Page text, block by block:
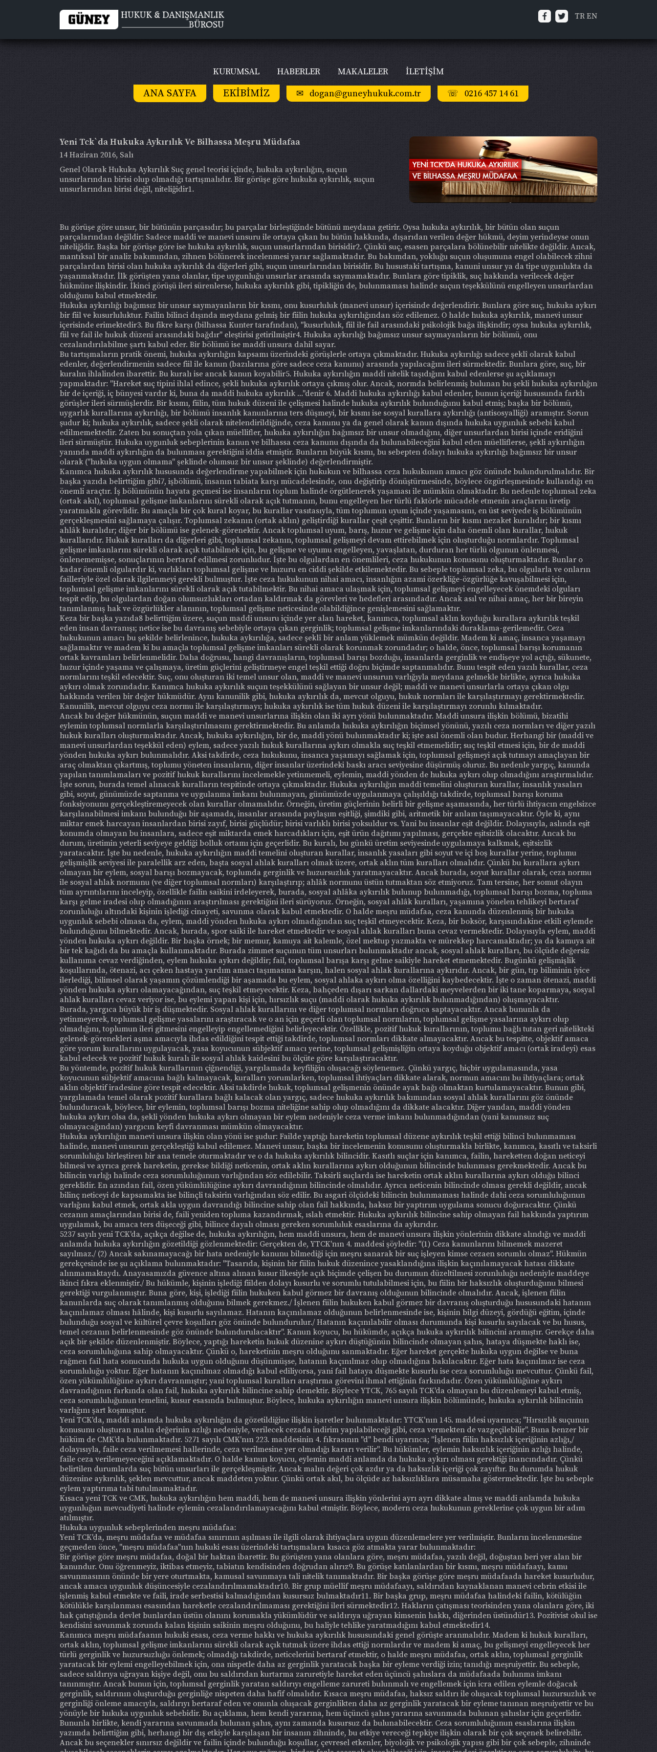
TR EN
KURUMSAL HABERLER MAKALELER İLETİŞİM
ANA SAYFA EKİBİMİZ ✉ dogan@guneyhukuk.com.tr ☏ 0216 457 14 61
Yeni Tck`da Hukuka Aykırılık Ve Bilhassa Meşru Müdafaa
14 Haziran 2016, Salı
Genel Olarak Hukuka Aykırılık Suç genel teorisi içinde, hukuka aykırılığın, suçun
unsurlarından birisi olup olmadığı tartışmalıdır. Bir görüşe göre hukuka aykırılık, suçun
unsurlarından birisi değil, niteliğidir1.
Bu görüşe göre unsur, bir bütünün parçasıdır; bu parçalar birleştiğinde bütünü meydana getirir. Oysa hukuka aykırılık, bir bütün olan suçun
parçalarından değildir: Sadece maddi ve manevi unsuru ile ortaya çıkan bu bütün hakkında, dışarıdan verilen değer hükmü, deyim yerindeyse onun
niteliğidir. Başka bir görüşe göre ise hukuka aykırılık, suçun unsurlarından birisidir2. Çünkü suç, esasen parçalara bölünebilir nitelikte değildir. Ancak,
mantıksal bir analiz bakımından, zihnen bölünerek incelenmesi yarar sağlamaktadır. Bu bakımdan, yokluğu suçun oluşumuna engel olabilecek zihni
parçalardan birisi olan hukuka aykırılık da diğerleri gibi, suçun unsurlarından birisidir. Bu husustaki tartışma, kanuni unsur ya da tipe uygunlukta da
yaşanmaktadır. İlk görüşten yana olanlar, tipe uygunluğu unsurlar arasında saymamaktadır. Bunlara göre tipiklik, suç hakkında verilecek değer
hükmüne ilişkindir. İkinci görüşü ileri sürenlerse, hukuka aykırılık gibi, tipikliğin de, bulunmaması halinde suçun teşekkülünü engelleyen unsurlardan
olduğunu kabul etmektedir.
Hukuka aykırılığı bağımsız bir unsur saymayanların bir kısmı, onu kusurluluk (manevi unsur) içerisinde değerlendirir. Bunlara göre suç, hukuka aykırı
bir fiil ve kusurluluktur. Failin bilinci dışında meydana gelmiş bir fiilin hukuka aykırılığından söz edilemez. O halde hukuka aykırılık, manevi unsur
içerisinde erimektedir3. Bu fikre karşı (bilhassa Kunter tarafından), "kusurluluk, fiil ile fail arasındaki psikolojik bağa ilişkindir; oysa hukuka aykırılık,
fiil ve fail ile hukuk düzeni arasındaki bağdır" eleştirisi getirilmiştir4. Hukuka aykırılığı bağımsız unsur saymayanların bir bölümü, onu
cezalandırılabilme şartı kabul eder. Bir bölümü ise maddi unsura dahil sayar.
Bu tartışmaların pratik önemi, hukuka aykırılığın kapsamı üzerindeki görüşlerle ortaya çıkmaktadır. Hukuka aykırılığı sadece şeklî olarak kabul
edenler, değerlendirmenin sadece fiil ile kanun (bazılarına göre sadece ceza kanunu) arasında yapılacağını ileri sürmektedir. Bunlara göre, suç, bir
kuralın ihlalinden ibarettir. Bu kuralı ise ancak kanun koyabilir5. Hukuka aykırılığın maddi nitelik taşıdığını kabul edenlerse şu açıklamayı
yapmaktadır: "Hareket suç tipini ihlal edince, şekli hukuka aykırılık ortaya çıkmış olur. Ancak, normda belirlenmiş bulunan bu şekli hukuka aykırılığın
bir de içeriği, iç bünyesi vardır ki, buna da maddi hukuka aykırılık ..."denir 6. Maddi hukuka aykırılığı kabul edenler, bunun içeriği hususunda farklı
görüşler ileri sürmüşlerdir. Bir kısmı, fiilin, tüm hukuk düzeni ile çelişmesi halinde hukuka aykırılık bulunduğunu kabul etmiş; başka bir bölümü,
uygarlık kurallarına aykırılığı, bir bölümü insanlık kanunlarına ters düşmeyi, bir kısmı ise sosyal kurallara aykırılığı (antisosyalliği) aramıştır. Sorun
şudur ki; hukuka aykırılık, sadece şekli olarak nitelendirildiğinde, ceza kanunu ya da genel olarak kanun dışında hukuka uygunluk sebebi kabul
edilmemektedir. Zaten bu sonuçtan yola çıkan müellifler, hukuka aykırılığın bağımsız bir unsur olmadığını, diğer unsurlardan birisi içinde eridiğini
ileri sürmüştür. Hukuka uygunluk sebeplerinin kanun ve bilhassa ceza kanunu dışında da bulunabileceğini kabul eden müelliflerse, şekli aykırılığın
yanında maddi aykırılığın da bulunması gerektiğini iddia etmiştir. Bunların büyük kısmı, bu sebepten dolayı hukuka aykırılığı bağımsız bir unsur
olarak ("hukuka uygun olmama" şeklinde olumsuz bir unsur şeklinde) değerlendirmiştir.
Kanımca hukuka aykırılık hususunda değerlendirme yapabilmek için hukukun ve bilhassa ceza hukukunun amacı göz önünde bulundurulmalıdır. Bir
başka yazıda belirttiğim gibi7, işbölümü, insanın tabiata karşı mücadelesinde, onu değiştirip dönüştürmesinde, böylece özgürleşmesinde kullandığı en
önemli araçtır. İş bölümünün hayata geçmesi ise insanların toplum halinde örgütlenerek yaşaması ile mümkün olmaktadır. Bu nedenle toplumsal zeka
(ortak akıl), toplumsal gelişme imkanlarını sürekli olarak açık tutmanın, bunu engelleyen her türlü faktörle mücadele etmenin araçlarını üretip
yaratmakla görevlidir. Bu amaçla bir çok kural koyar, bu kurallar vasıtasıyla, tüm toplumun uyum içinde yaşamasını, en üst seviyede iş bölümünün
gerçekleşmesini sağlamaya çalışır. Toplumsal zekanın (ortak aklın) geliştirdiği kurallar çeşit çeşittir. Bunların bir kısmı nezaket kuralıdır; bir kısmı
ahlâk kuralıdır; diğer bir bölümü ise gelenek-görenektir. Ancak toplumsal uyum, barış, huzur ve gelişme için daha önemli olan kurallar, hukuk
kurallarıdır. Hukuk kuralları da diğerleri gibi, toplumsal zekanın, toplumsal gelişmeyi devam ettirebilmek için oluşturduğu normlardır. Toplumsal
gelişme imkanlarını sürekli olarak açık tutabilmek için, bu gelişme ve uyumu engelleyen, yavaşlatan, durduran her türlü olgunun önlenmesi,
önlenememişse, sonuçlarının bertaraf edilmesi zorunludur. İşte bu olgulardan en önemlileri, ceza hukukunun konusunu oluşturmaktadır. Bunlar o
kadar önemli olgulardır ki, varlıkları toplumsal gelişme ve huzuru en ciddi şekilde etkilemektedir. Bu sebeple toplumsal zeka, bu olgularla ve onların
failleriyle özel olarak ilgilenmeyi gerekli bulmuştur. İşte ceza hukukunun nihai amacı, insanlığın azami özerkliğe-özgürlüğe kavuşabilmesi için,
toplumsal gelişme imkanlarını sürekli olarak açık tutabilmektir. Bu nihai amaca ulaşmak için, toplumsal gelişmeyi engelleyecek önemdeki olguları
tespit edip, bu olgulardan doğan olumsuzlukları ortadan kaldırmak da görevleri ve hedefleri arasındadır. Ancak asıl ve nihai amaç, her bir bireyin
tanımlanmış hak ve özgürlükler alanının, toplumsal gelişme neticesinde olabildiğince genişlemesini sağlamaktır.
Keza bir başka yazıda8 belirttiğim üzere, suçun maddi unsuru içinde yer alan hareket, kanımca, toplumsal aklın koyduğu kurallara aykırılık teşkil
eden insan davranışı; netice ise bu davranış sebebiyle ortaya çıkan gerginlik; toplumsal gelişme imkanlarındaki duraklama-gerilemedir. Ceza
hukukunun amacı bu şekilde belirlenince, hukuka aykırılığa, sadece şeklî bir anlam yüklemek mümkün değildir. Madem ki amaç, insanca yaşamayı
sağlamaktır ve madem ki bu amaçla toplumsal gelişme imkanları sürekli olarak korunmak zorundadır; o halde, önce, toplumsal barışı korumanın
ortak kavramları belirlenmelidir. Daha doğrusu, hangi davranışların, toplumsal barışı bozduğu, insanlarda gerginlik ve endişeye yol açtığı, sükunete,
huzur içinde yaşama ve çalışmaya, üretim güçlerini geliştirmeye engel teşkil ettiği doğru biçimde saptanmalıdır. Bunu tespit eden yazılı kurallar, ceza
normlarını teşkil edecektir. Suç, onu oluşturan iki temel unsur olan, maddi ve manevi unsurun varlığıyla meydana gelmekle birlikte, ayrıca hukuka
aykırı olmak zorundadır. Kanımca hukuka aykırılık suçun teşekkülünü sağlayan bir unsur değil; maddi ve manevi unsurlarla ortaya çıkan olgu
hakkında verilen bir değer hükmüdür. Aynı kanunilik gibi, hukuka aykırılık da, mevcut olguyu, hukuk normları ile karşılaştırmayı gerektirmektedir.
Kanunilik, mevcut olguyu ceza normu ile karşılaştırmayı; hukuka aykırılık ise tüm hukuk düzeni ile karşılaştırmayı zorunlu kılmaktadır.
Ancak bu değer hükmünün, suçun maddi ve manevi unsurlarına ilişkin olan iki ayrı yönü bulunmaktadır. Maddi unsura ilişkin bölümü, bizatihi
eylemin toplumsal normlarla karşılaştırılmasını gerektirmektedir. Bu anlamda hukuka aykırılığın biçimsel yönünü, yazılı ceza normları ve diğer yazılı
hukuk kuralları oluşturmaktadır. Ancak, hukuka aykırılığın, bir de, maddi yönü bulunmaktadır ki; işte asıl önemli olan budur. Herhangi bir (maddi ve
manevi unsurlardan teşekkül eden) eylem, sadece yazılı hukuk kurallarına aykırı olmakla suç teşkil etmemelidir; suç teşkil etmesi için, bir de maddi
yönden hukuka aykırı bulunmalıdır. Aksi takdirde, ceza hukukunu, insanca yaşamayı sağlamak için, toplumsal gelişmeyi açık tutmayı amaçlayan bir
araç olmaktan çıkartmış, toplumu yöneten insanların, diğer insanlar üzerindeki baskı aracı seviyesine düşürmüş oluruz. Bu nedenle yargıç, kanunda
yapılan tanımlamaları ve pozitif hukuk kurallarını incelemekle yetinmemeli, eylemin, maddi yönden de hukuka aykırı olup olmadığını araştırmalıdır.
İşte sorun, burada temel alınacak kuralların tespitinde ortaya çıkmaktadır. Hukuka aykırılığın maddi temelini oluşturan kurallar, insanlık yasaları
gibi, soyut, günümüzde saptanma ve uygulanma imkanı bulunmayan, günümüzde uygulanmaya çalışıldığı takdirde, toplumsal barışı koruma
fonksiyonunu gerçekleştiremeyecek olan kurallar olmamalıdır. Örneğin, üretim güçlerinin belirli bir gelişme aşamasında, her türlü ihtiyacın engelsizce
karşılanabilmesi imkanı bulunduğu bir aşamada, insanlar arasında paylaşım eşitliği, şimdiki gibi, aritmetik bir anlam taşımayacaktır. Öyle ki, aynı
miktar emek harcayan insanlardan birisi zayıf, birisi güçlüdür; birisi varlıklı birisi yoksuldur vs. Yani bu insanlar eşit değildir. Dolayısıyla, aslında eşit
konumda olmayan bu insanlara, sadece eşit miktarda emek harcadıkları için, eşit ürün dağıtımı yapılması, gerçekte eşitsizlik olacaktır. Ancak bu
durum, üretimin yeterli seviyeye geldiği bolluk ortamı için geçerlidir. Bu kuralı, bu günkü üretim seviyesinde uygulamaya kalkmak, eşitsizlik
yaratacaktır. İşte bu nedenle, hukuka aykırılığın maddi temelini oluşturan kurallar, insanlık yasaları gibi soyut ve içi boş kurallar yerine, toplumu
gelişmişlik seviyesi ile paralellik arz eden, başta sosyal ahlak kuralları olmak üzere, ortak aklın tüm kuralları olmalıdır. Çünkü bu kurallara aykırı
olmayan bir eylem, sosyal barışı bozmayacak, toplumda gerginlik ve huzursuzluk yaratmayacaktır. Ancak burada, soyut kurallar olarak, ceza normu
ile sosyal ahlak normunu (ve diğer toplumsal normları) karşılaştırıp; ahlâk normunu üstün tutmaktan söz etmiyoruz. Tam tersine, her somut olayın
tüm ayrıntılarını inceleyip, özellikle failin saikini irdeleyerek, burada, sosyal ahlâka aykırılık bulunup bulunmadığı, toplumsal barışı bozma, topluma
karşı gelme iradesi olup olmadığının araştırılması gerektiğini ileri sürüyoruz. Örneğin, sosyal ahlâk kuralları, yaşamına yönelen tehlikeyi bertaraf
zorunluluğu altındaki kişinin işlediği cinayeti, savunma olarak kabul etmektedir. O halde meşru müdafaa, ceza kanunda düzenlenmiş bir hukuka
uygunluk sebebi olmasa da, eylem, maddi yönden hukuka aykırı olmadığından suç teşkil etmeyecektir. Keza, bir boksör, karşısındakine etkili eylemde
bulunduğunu bilmektedir. Ancak, burada, spor saiki ile hareket etmektedir ve sosyal ahlak kuralları buna cevaz vermektedir. Dolayısıyla eylem, maddi
yönden hukuka aykırı değildir. Bir başka örnek; bir memur, kamuya ait kalemle, özel mektup yazmakta ve mürekkep harcamaktadır; ya da kamuya ait
bir tek kağıdı da bu amaçla kullanmaktadır. Burada zimmet suçunun tüm unsurları bulunmaktadır ancak, sosyal ahlak kuralları, bu ölçüde değersiz
kullanıma cevaz verdiğinden, eylem hukuka aykırı değildir; fail, toplumsal barışa karşı gelme saikiyle hareket etmemektedir. Bugünkü gelişmişlik
koşullarında, ötenazi, acı çeken hastaya yardım amacı taşımasına karşın, halen sosyal ahlak kurallarına aykırıdır. Ancak, bir gün, tıp biliminin iyice
ilerlediği, bilimsel olarak yaşamın çözümlendiği bir aşamada bu eylem, sosyal ahlaka aykırı olma özelliğini kaybedecektir. İşte o zaman ötenazi, maddi
yönden hukuka aykırı olamayacağından, suç teşkil etmeyecektir. Keza, bahçeden dışarı sarkan dallardaki meyvelerden bir iki tane koparmaya, sosyal
ahlak kuralları cevaz veriyor ise, bu eylemi yapan kişi için, hırsızlık suçu (maddi olarak hukuka aykırılık bulunmadığından) oluşmayacaktır.
Burada, yargıca büyük bir iş düşmektedir. Sosyal ahlak kurallarını ve diğer toplumsal normları doğruca saptayacaktır. Ancak bununla da
yetinmeyerek, toplumsal gelişme yasalarını araştıracak ve o an için geçerli olan toplumsal normların, toplumsal gelişme yasalarına aykırı olup
olmadığını, toplumun ileri gitmesini engelleyip engellemediğini belirleyecektir. Özellikle, pozitif hukuk kurallarının, toplumu bağlı tutan geri nitelikteki
gelenek-görenekleri aşma amacıyla ihdas edildiğini tespit ettiği takdirde, toplumsal normları dikkate almayacaktır. Ancak bu tespitte, objektif amaca
göre yorum kurallarını uygulayacak, yasa koyucunun sübjektif amacı yerine, toplumsal gelişmişliğin ortaya koyduğu objektif amacı (ortak iradeyi) esas
kabul edecek ve pozitif hukuk kuralı ile sosyal ahlak kaidesini bu ölçüte göre karşılaştıracaktır.
Bu yöntemde, pozitif hukuk kurallarının çiğnendiği, yargılamada keyfiliğin oluşacağı söylenemez. Çünkü yargıç, hiçbir uygulamasında, yasa
koyucunun sübjektif amacına bağlı kalmayacak, kuralları yorumlarken, toplumsal ihtiyaçları dikkate alarak, normun amacını bu ihtiyaçlara; ortak
aklın objektif iradesine göre tespit edecektir. Aksi takdirde hukuk, toplumsal gelişmenin önünde ayak bağı olmaktan kurtulamayacaktır. Bunun gibi,
yargılamada temel olarak pozitif kurallara bağlı kalacak olan yargıç, sadece hukuka aykırılık bakımından sosyal ahlak kurallarını göz önünde
bulunduracak, böylece, bir eylemin, toplumsal barışı bozma niteliğine sahip olup olmadığını da dikkate alacaktır. Diğer yandan, maddi yönden
hukuka aykırı olsa da, şekli yönden hukuka aykırı olmayan bir eylem nedeniyle ceza verme imkanı bulunmadığından (yani kanunsuz suç
olmayacağından) yargıcın keyfi davranması mümkün olmayacaktır.
Hukuka aykırılığın manevi unsura ilişkin olan yönü ise şudur: Failde yaptığı hareketin toplumsal düzene aykırılık teşkil ettiği bilinci bulunmaması
halinde, manevi unsurun gerçekleştiği kabul edilemez. Manevi unsur, başka bir incelemenin konusunu oluşturmakla birlikte, kanımca, kasıtlı ve taksirli
sorumluluğu birleştiren bir ana temele oturmaktadır ve o da hukuka aykırılık bilincidir. Kasıtlı suçlar için kanımca, failin, hareketten doğan neticeyi
bilmesi ve ayrıca gerek hareketin, gerekse bildiği neticenin, ortak aklın kurallarına aykırı olduğunun bilincinde bulunması gerekmektedir. Ancak bu
bilincin varlığı halinde ceza sorumluluğunun varlığından söz edilebilir. Taksirli suçlarda ise hareketin ortak aklın kurallarına aykırı olduğu bilinci
gereklidir. En azından fail, özen yükümlülüğüne aykırı davrandığının bilincinde olmalıdır. Ayrıca neticenin bilincinde olması gerekli değildir, ancak
bilinç neticeyi de kapsamakta ise bilinçli taksirin varlığından söz edilir. Bu asgari ölçüdeki bilincin bulunmaması halinde dahi ceza sorumluluğunun
varlığını kabul etmek, ortak akla uygun davrandığı bilincine sahip olan fail hakkında, haksız bir yaptırım uygulama sonucu doğuracaktır. Çünkü
cezanın amaçlarından birisi de, faili yeniden topluma kazandırmak, ıslah etmektir. Hukuka aykırılık bilincine sahip olmayan fail hakkında yaptırım
uygulamak, bu amaca ters düşeceği gibi, bilince dayalı olması gereken sorumluluk esaslarına da aykırıdır.
5237 sayılı yeni TCK'da, açıkça değilse de, hukuka aykırılığın, hem maddi unsura, hem de manevi unsura ilişkin yönlerinin dikkate alındığı ve maddi
anlamda hukuka aykırılığın gözetildiği gözlenmektedir: Gerçekten de, YTCK'nın 4. maddesi şöyledir: "(1) Ceza kanunlarını bilmemek mazeret
sayılmaz./ (2) Ancak sakınamayacağı bir hata nedeniyle kanunu bilmediği için meşru sanarak bir suç işleyen kimse cezaen sorumlu olmaz". Hükmün
gerekçesinde ise şu açıklama bulunmaktadır: "Tasarıda, kişinin bir fiilin hukuk düzenince yasaklandığına ilişkin kaçınılamayacak hatası dikkate
alınmamaktaydı. Anayasamızda güvence altına alınan kusur ilkesiyle açık biçimde çelişen bu durumun düzeltilmesi zorunluluğu nedeniyle maddeye
ikinci fıkra eklenmiştir./ Bu hükümle, kişinin işlediği fiilden dolayı kusurlu ve sorumlu tutulabilmesi için, bu fiilin bir haksızlık oluşturduğunu bilmesi
gerektiği vurgulanmıştır. Buna göre, kişi, işlediği fiilin hukuken kabul görmez bir davranış olduğunun bilincinde olmalıdır. Ancak, işlenen fiilin
kanunlarda suç olarak tanımlanmış olduğunu bilmek gerekmez./ İşlenen fiilin hukuken kabul görmez bir davranış oluşturduğu hususundaki hatanın
kaçınılamaz olması hâlinde, kişi kusurlu sayılamaz. Hatanın kaçınılamaz olduğunun belirlenmesinde ise, kişinin bilgi düzeyi, gördüğü eğitim, içinde
bulunduğu sosyal ve kültürel çevre koşulları göz önünde bulundurulur./ Hatanın kaçınılabilir olması durumunda kişi kusurlu sayılacak ve bu husus,
temel cezanın belirlenmesinde göz önünde bulundurulacaktır". Kanun koyucu, bu hükümde, açıkça hukuka aykırılık bilincini aramıştır. Gerekçe daha
açık bir şekilde düzenlenmiştir. Böylece, yaptığı hareketin hukuk düzenine aykırı düştüğünün bilincinde olmayan şahıs, hataya düşmekte haklı ise,
ceza sorumluluğuna sahip olmayacaktır. Çünkü o, hareketinin meşru olduğunu sanmaktadır. Eğer hareket gerçekte hukuka uygun değilse ve buna
rağmen fail hata sonucunda hukuka uygun olduğunu düşünmüşse, hatanın kaçınılmaz olup olmadığına bakılacaktır. Eğer hata kaçınılmaz ise ceza
sorumluluğu yoktur. Eğer hatanın kaçınılmaz olmadığı kabul ediliyorsa, yani fail hataya düşmekte kusurlu ise ceza sorumluluğu mevcuttur. Çünkü fail,
özen yükümlülüğüne aykırı davranmıştır; yani toplumsal kuralları araştırma görevini ihmal ettiğinin farkındadır. Özen yükümlülüğüne aykırı
davrandığının farkında olan fail, hukuka aykırılık bilincine sahip demektir. Böylece YTCK, 765 sayılı TCK'da olmayan bu düzenlemeyi kabul etmiş,
ceza sorumluluğunun temelini, kusur esasında bulmuştur. Böylece, hukuka aykırılığın manevi unsura ilişkin bölümünde, hukuka aykırılık bilincinin
varlığını şart koşmuştur.
Yeni TCK'da, maddi anlamda hukuka aykırılığın da gözetildiğine ilişkin işaretler bulunmaktadır: YTCK'nın 145. maddesi uyarınca; "Hırsızlık suçunun
konusunu oluşturan malın değerinin azlığı nedeniyle, verilecek cezada indirim yapılabileceği gibi, ceza vermekten de vazgeçilebilir". Buna benzer bir
hüküm de CMK'da bulunmaktadır. 5271 sayılı CMK'nın 223. maddesinin 4. fıkrasının "d" bendi uyarınca; "İşlenen fiilin haksızlık içeriğinin azlığı,/
dolayısıyla, faile ceza verilmemesi hallerinde, ceza verilmesine yer olmadığı kararı verilir". Bu hükümler, eylemin haksızlık içeriğinin azlığı halinde,
faile ceza verilemeyeceğini açıklamaktadır. O halde kanun koyucu, eylemin maddi anlamda da hukuka aykırı olması gerektiği inancındadır. Çünkü
belirtilen durumlarda suç bütün unsurları ile gerçekleşmiştir. Ancak malın değeri çok azdır ya da haksızlık içeriği çok zayıftır. Bu durumda hukuk
düzenine aykırılık, şeklen mevcuttur, ancak maddeten yoktur. Çünkü ortak akıl, bu ölçüde az haksızlıklara müsamaha göstermektedir. İşte bu sebeple
eylem yaptırıma tabi tutulmamaktadır.
Kısaca yeni TCK ve CMK, hukuka aykırılığın hem maddi, hem de manevi unsura ilişkin yönlerini ayrı ayrı dikkate almış ve maddi anlamda hukuka
uygunluğun mevcudiyeti halinde eylemin cezalandırılamayacağını kabul etmiştir. Böylece, modern ceza hukukunun gereklerine çok uygun bir adım
atılmıştır.
Hukuka uygunluk sebeplerinden meşru müdafaa:
Yeni TCK'da, meşru müdafaa ve müdafaa sınırının aşılması ile ilgili olarak ihtiyaçlara uygun düzenlemelere yer verilmiştir. Bunların incelenmesine
geçmeden önce, "meşru müdafaa"nın hukuki esası üzerindeki tartışmalara kısaca göz atmakta yarar bulunmaktadır:
Bir görüşe göre meşru müdafaa, doğal bir haktan ibarettir. Bu görüşten yana olanlara göre, meşru müdafaa, yazılı değil, doğuştan beri yer alan bir
kanundur. Onu öğrenmeyiz, iktibas etmeyiz, tabiatın kendisinden doğrudan alırız9. Bu görüşe katılanlardan bir kısmı, meşru müdafaayı, kamu
savunmasının önünde bir yere oturtmakta, kamusal savunmaya tali nitelik tanımaktadır. Bir başka görüşe göre meşru müdafaada hareket kusurludur,
ancak amaca uygunluk düşüncesiyle cezalandırılmamaktadır10. Bir grup müellif meşru müdafaayı, saldırıdan kaynaklanan manevi cebrin etkisi ile
işlenmiş kabul etmekte ve faili, irade serbestisi kalmadığından kusursuz bulmaktadır11. Bir başka grup, meşru müdafaa halindeki failin, kötülüğün
kötülükle karşılanması esasından hareketle cezalandırılmaması gerektiğini ileri sürmektedir12. Hakların çatışması teorisinden yana olanlara göre, iki
hak çatıştığında devlet bunlardan üstün olanını korumakla yükümlüdür ve saldırıya uğrayan kimsenin hakkı, diğerinden üstündür13. Pozitivist okul ise
kendisini savunmak zorunda kalan kişinin saikinin meşru olduğunu, bu haliyle tehlike yaratmadığını kabul etmektedir14.
Kanımca meşru müdafaanın hukuki esası, ceza verme hakkı ve hukuka aykırılık hususundaki genel görüşte aranmalıdır. Madem ki hukuk kuralları,
ortak aklın, toplumsal gelişme imkanlarını sürekli olarak açık tutmak üzere ihdas ettiği normlardır ve madem ki amaç, bu gelişmeyi engelleyecek her
türlü gerginlik ve huzursuzluğu önlemek; olmadığı takdirde, neticelerini bertaraf etmektir, o halde meşru müdafaa, ortak aklın, toplumsal gerginlik
yaratacak bir eylemi engelleyebilmek için, ona nispetle daha az gerginlik yaratacak başka bir eyleme verdiği izin; tanıdığı meşruiyettir. Bu sebeple,
sadece saldırıya uğrayan kişiye değil, onu bu saldırıdan kurtarma zaruretiyle hareket eden üçüncü şahıslara da müdafaada bulunma imkanı
tanınmıştır. Ancak bunun için, toplumsal gerginlik yaratan saldırıyı engelleme zarureti bulunmalı ve engellemek için icra edilen eylemle doğacak
gerginlik, saldırının oluşturduğu gerginliğe nispeten daha hafif olmalıdır. Kısaca meşru müdafaa, haksız saldırı ile oluşacak toplumsal huzursuzluk ve
gerginliği önleme amacıyla, saldırıyı bertaraf eden ve onunla oluşacak gerginlikten daha az gerginlik yaratacak bir eyleme tanınan meşruiyettir ve bu
yönüyle bir hukuka uygunluk sebebidir. Bu açıklama, hem kendi yararına, hem üçüncü şahıs yararına savunmada bulunan şahıslar için geçerlidir.
Bununla birlikte, kendi yararına savunmada bulunan şahıs, aynı zamanda kusursuz da bulunabilecektir. Ceza sorumluluğunun esaslarına ilişkin
yazımda belirttiğim gibi, herhangi bir dış etkiyle karşılaşan bir insanın zihninde, bu etkiye vereceği tepkiye ilişkin olarak bir çok seçenek belirebilir.
Ancak bu seçenekler sınırsız değildir ve failin içinde bulunduğu koşullar, çevresel etkenler, biyolojik ve psikolojik yapısı gibi bir çok sebeple, zihninde